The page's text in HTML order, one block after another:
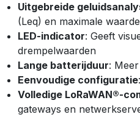
Uitgebreide
(Leq) en maximale waarde
LED-indicator: Geeft
drempelwaarden
Lange batterijduur:
Eenvoudige configuratie
Volledige LoRaWAN®-
gateways en